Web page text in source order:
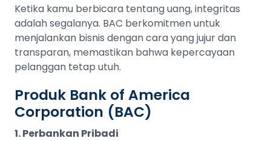
Ketika kamu berbicara tentang uang, integritas
adalah segalanya. BAC berkomitmen untuk
menjalankan bisnis dengan cara yang jujur dan
transparan, memastikan bahwa kepercayaan
pelanggan tetap utuh.
Produk Bank of America
Corporation (BAC)
1. Perbankan Pribadi